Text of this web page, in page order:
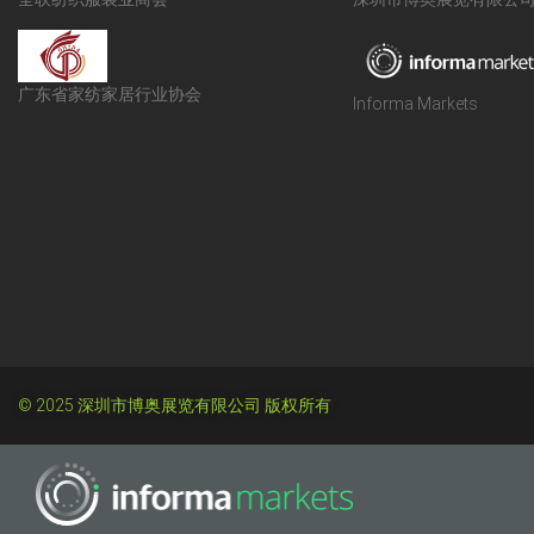
广东省家纺家居行业协会 Informa Markets
© 2025 深圳市博奥展览有限公司 版权所有